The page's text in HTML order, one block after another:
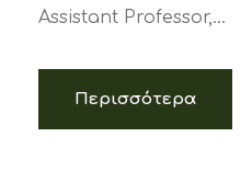
Assistant Professor,...
Περισσότερα